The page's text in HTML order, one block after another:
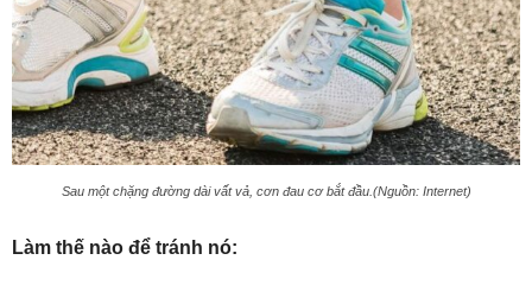
Sau một chặng đường dài vất vả, cơn đau cơ bắt đầu.(Nguồn: Internet)
Làm thế nào để tránh nó: